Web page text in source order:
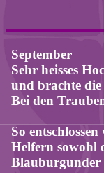
September
Sehr heisses
und brachte
Bei den
So
Helfern sowohl
Blauburgunder